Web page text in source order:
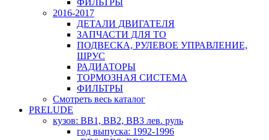
ФИЛЬТРЫ
2016-2017
ДЕТАЛИ ДВИГАТЕЛЯ
ЗАПЧАСТИ ДЛЯ ТО
ПОДВЕСКА, РУЛЕВОЕ УПРАВЛЕНИЕ,
ШРУС
РАДИАТОРЫ
ТОРМОЗНАЯ СИСТЕМА
ФИЛЬТРЫ
Смотреть весь каталог
PRELUDE
кузов: BB1, BB2, BB3 лев. руль
год выпуска: 1992-1996